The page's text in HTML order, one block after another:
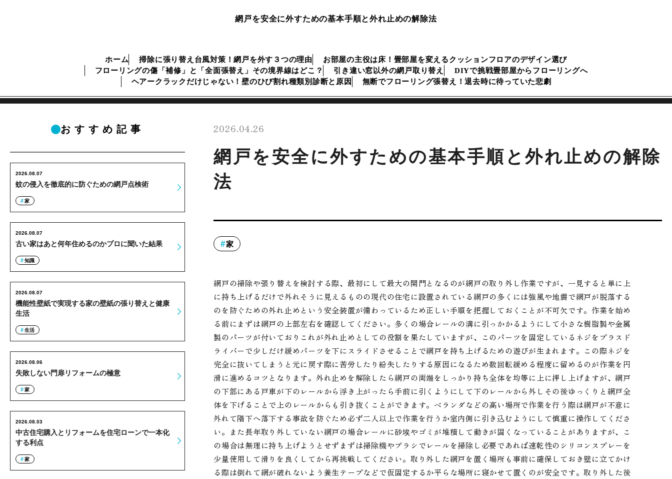
網戸を安全に外すための基本手順と外れ止めの解除法
ホーム 掃除に張り替え台風対策！網戸を外す３つの理由
お部屋の主役は床！畳部屋を変えるクッションフロアのデザイン選び
フローリングの傷「補修」と「全面張替え」その境界線はどこ？
引き違い窓以外の網戸取り替え
DIYで挑戦畳部屋からフローリングへ
ヘアークラックだけじゃない！壁のひび割れ種類別診断と原因
無断でフローリング張替え！退去時に待っていた悲劇
2026.04.26
網戸を安全に外すための基本手順と外れ止めの解除
法
家
網戸の掃除や張り替えを検討する際、最初にして最大の関門となるのが網戸の取り外し作業ですが、一見すると単に上
に持ち上げるだけで外れそうに見えるものの現代の住宅に設置されている網戸の多くには強風や地震で網戸が脱落する
のを防ぐための外れ止めという安全装置が備わっているため正しい手順を把握しておくことが不可欠です。作業を始め
る前にまずは網戸の上部左右を確認してください。多くの場合レールの溝に引っかかるようにして小さな樹脂製や金属
製のパーツが付いておりこれが外れ止めとしての役割を果たしていますが、このパーツを固定しているネジをプラスド
ライバーで少しだけ緩めパーツを下にスライドさせることで網戸を持ち上げるための遊びが生まれます。この際ネジを
完全に抜いてしまうと元に戻す際に苦労したり紛失したりする原因になるため数回転緩める程度に留めるのが作業を円
滑に進めるコツとなります。外れ止めを解除したら網戸の両端をしっかり持ち全体を均等に上に押し上げますが、網戸
の下部にある戸車が下のレールから浮き上がったら手前に引くようにして下のレールから外しその後ゆっくりと網戸全
体を下げることで上のレールからも引き抜くことができます。ベランダなどの高い場所で作業を行う際は網戸が不意に
外れて階下へ落下する事故を防ぐため必ず二人以上で作業を行うか室内側に引き込むようにして慎重に操作してくださ
い。また長年取り外していない網戸の場合レールに砂埃やゴミが堆積して動きが固くなっていることがありますが、こ
の場合は無理に持ち上げようとせずまずは掃除機やブラシでレールを掃除し必要であれば速乾性のシリコンスプレーを
少量使用して滑りを良くしてから再挑戦してください。取り外した網戸を置く場所も事前に確保しておき壁に立てかけ
る際は倒れて網が破れないよう養生テープなどで仮固定するか平らな場所に寝かせて置くのが安全です。取り外した後
おすすめ記事
蚊の侵入を徹底的に防ぐための網戸点検術
2026.08.07
家
古い家はあと何年住めるのかプロに聞いた結果
2026.08.07
知識
機能性壁紙で実現する家の壁紙の張り替えと健康
生活
2026.08.07
生活
失敗しない門扉リフォームの極意
2026.08.06
家
中古住宅購入とリフォームを住宅ローンで一本化
する利点
2026.08.03
家